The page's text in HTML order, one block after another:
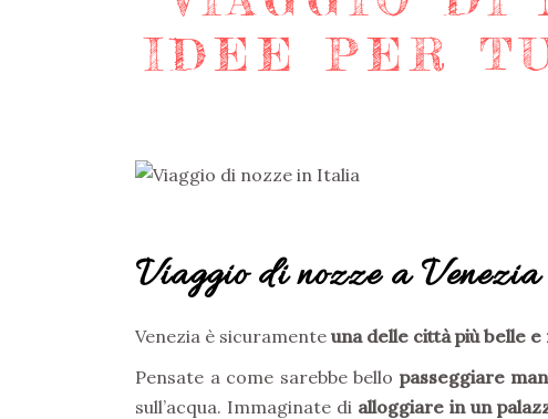
IDEE PER
Viaggio di nozze a
Venezia è sicuramente una delle città più belle
Pensate a come sarebbe bello passeggiare
sull’acqua. Immaginate di alloggiare in un